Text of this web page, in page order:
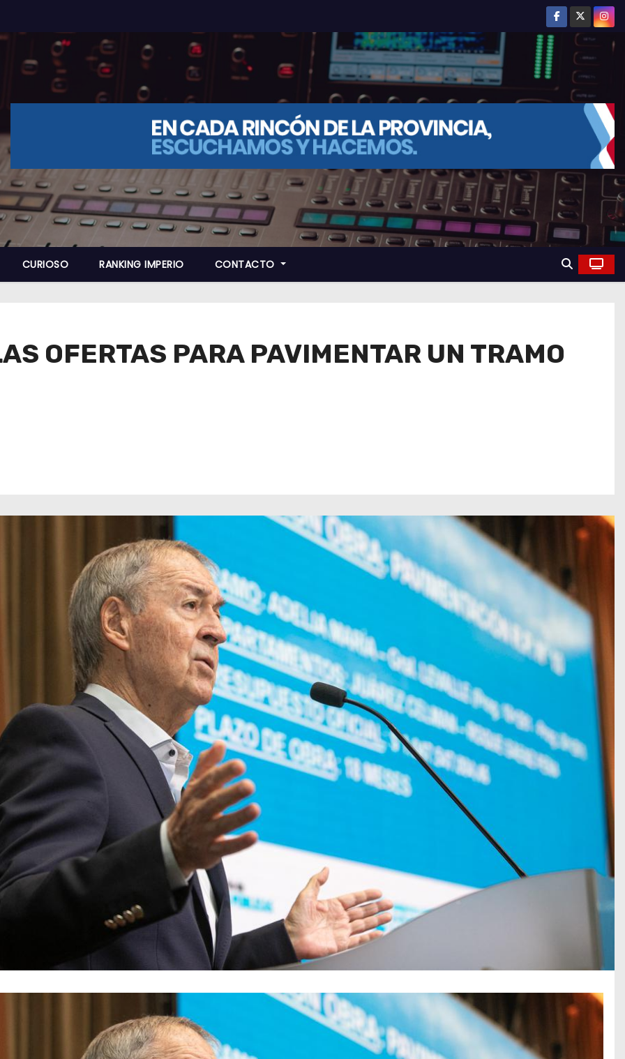
CURIOSO RANKING IMPERIO CONTACTO
OFERTAS PARA PAVIMENTAR UN TRAMO